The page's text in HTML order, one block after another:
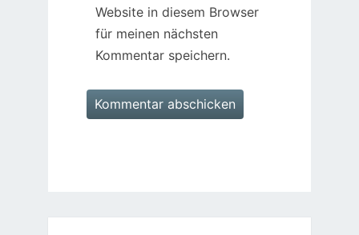
Website in diesem Browser
für meinen nächsten
Kommentar speichern.